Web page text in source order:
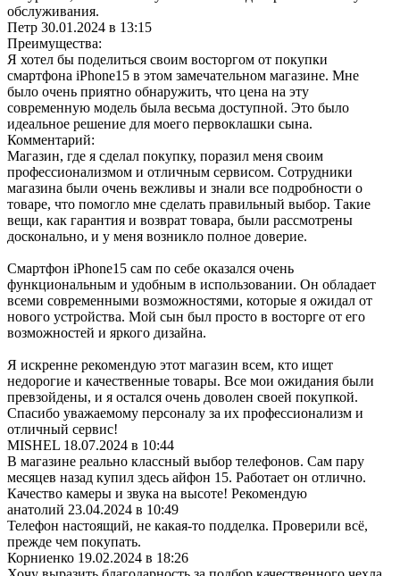
обслуживания.
Петр 30.01.2024 в 13:15
Преимущества:
Я хотел бы поделиться своим восторгом от покупки
смартфона iPhone15 в этом замечательном магазине. Мне
было очень приятно обнаружить, что цена на эту
современную модель была весьма доступной. Это было
идеальное решение для моего первоклашки сына.
Комментарий:
Магазин, где я сделал покупку, поразил меня своим
профессионализмом и отличным сервисом. Сотрудники
магазина были очень вежливы и знали все подробности о
товаре, что помогло мне сделать правильный выбор. Такие
вещи, как гарантия и возврат товара, были рассмотрены
досконально, и у меня возникло полное доверие.
Смартфон iPhone15 сам по себе оказался очень
функциональным и удобным в использовании. Он обладает
всеми современными возможностями, которые я ожидал от
нового устройства. Мой сын был просто в восторге от его
возможностей и яркого дизайна.
Я искренне рекомендую этот магазин всем, кто ищет
недорогие и качественные товары. Все мои ожидания были
превзойдены, и я остался очень доволен своей покупкой.
Спасибо уважаемому персоналу за их профессионализм и
отличный сервис!
MISHEL 18.07.2024 в 10:44
В магазине реально классный выбор телефонов. Сам пару
месяцев назад купил здесь айфон 15. Работает он отлично.
Качество камеры и звука на высоте! Рекомендую
анатолий 23.04.2024 в 10:49
Телефон настоящий, не какая-то подделка. Проверили всё,
прежде чем покупать.
Корниенко 19.02.2024 в 18:26